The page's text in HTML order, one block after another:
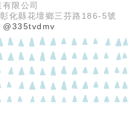
限公司
化縣花壇鄉三芬路186-5號
@335tvdmv